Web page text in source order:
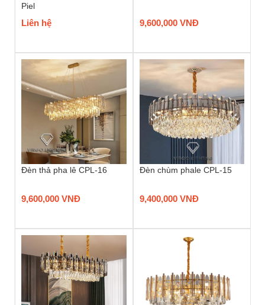
Piel
Liên hệ 9,600,000 VNĐ
Đèn thả pha lê CPL-16
9,600,000 VNĐ
Đèn chùm phale CPL-15
9,400,000 VNĐ